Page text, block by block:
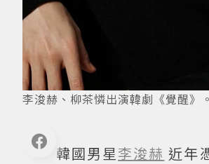
李浚赫、柳茶憐出演韓劇《覺醒
韓國男星李浚赫 近年